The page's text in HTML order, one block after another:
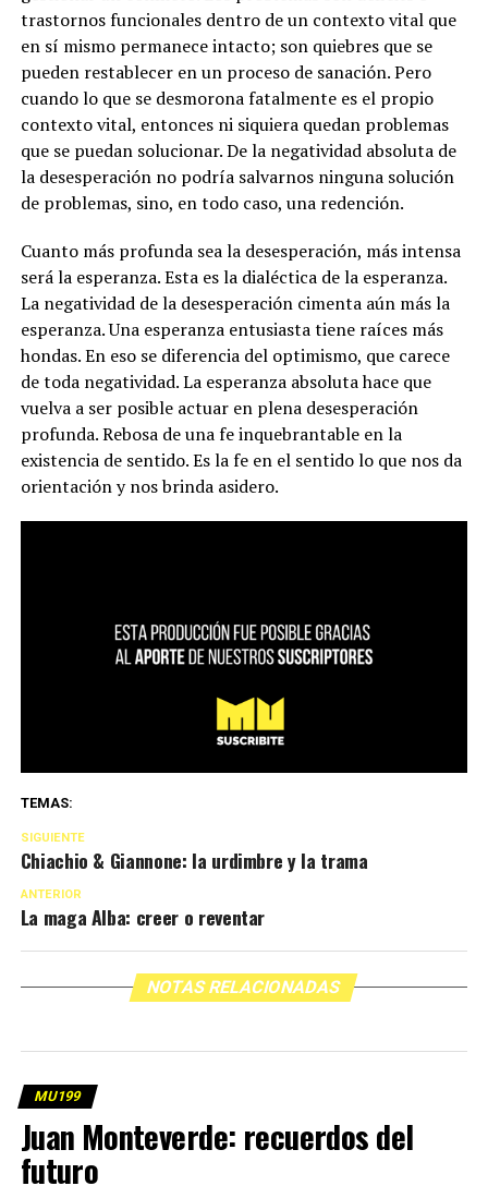
trastornos funcionales dentro de un contexto vital que
en sí mismo permanece intacto; son quiebres que se
pueden restablecer en un proceso de sanación. Pero
cuando lo que se desmorona fatalmente es el propio
contexto vital, entonces ni siquiera quedan problemas
que se puedan solucionar. De la negatividad absoluta de
la desesperación no podría salvarnos ninguna solución
de problemas, sino, en todo caso, una redención.
Cuanto más profunda sea la desesperación, más intensa
será la esperanza. Esta es la dialéctica de la esperanza.
La negatividad de la desesperación cimenta aún más la
esperanza. Una esperanza entusiasta tiene raíces más
hondas. En eso se diferencia del optimismo, que carece
de toda negatividad. La esperanza absoluta hace que
vuelva a ser posible actuar en plena desesperación
profunda. Rebosa de una fe inquebrantable en la
existencia de sentido. Es la fe en el sentido lo que nos da
orientación y nos brinda asidero.
TEMAS:
SIGUIENTE
Chiachio & Giannone: la urdimbre y la trama
ANTERIOR
La maga Alba: creer o reventar
NOTAS RELACIONADAS
MU199
Juan Monteverde: recuerdos del
futuro